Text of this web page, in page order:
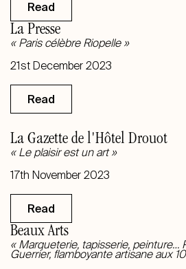
Read
La Presse
« Paris célèbre Riopelle»
21st December2023
Read
La Gazette de l'Hôtel Drouot
« Le plaisir est un art »
17th November 2023
Read
Beaux Arts
« Marqueterie, tapisserie, peinture…
Guerrier, flamboyante artisane aux